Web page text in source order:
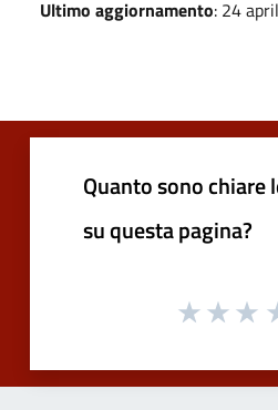
Ultimo aggiornamento: 24
Quanto sono
su questa pagina?